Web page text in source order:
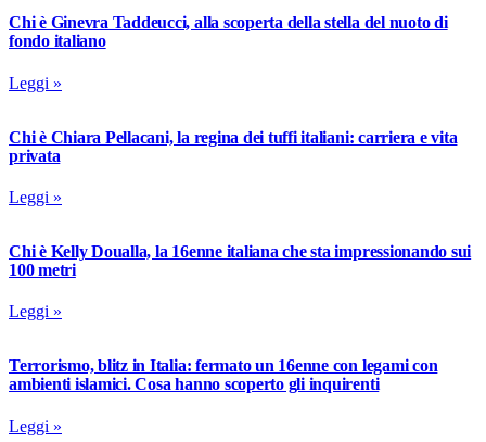
Chi è Ginevra Taddeucci, alla scoperta della stella del nuoto di
fondo italiano
Leggi »
Chi è Chiara Pellacani, la regina dei tuffi italiani: carriera e vita
privata
Leggi »
Chi è Kelly Doualla, la 16enne italiana che sta impressionando sui
100 metri
Leggi »
Terrorismo, blitz in Italia: fermato un 16enne con legami con
ambienti islamici. Cosa hanno scoperto gli inquirenti
Leggi »